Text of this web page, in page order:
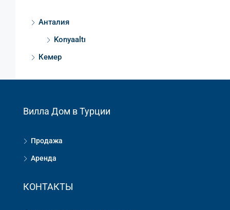
Анталия
Konyaaltı
Кемер
Вилла Дом в Турции
Продажа
Аренда
КОНТАКТЫ